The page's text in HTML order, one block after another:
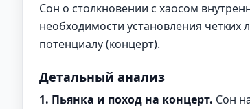
Сон о столкновении с хаосом
необходимости установления четких
потенциалу (концерт).
Детальный анализ
1. Пьянка и поход на концерт. Сон